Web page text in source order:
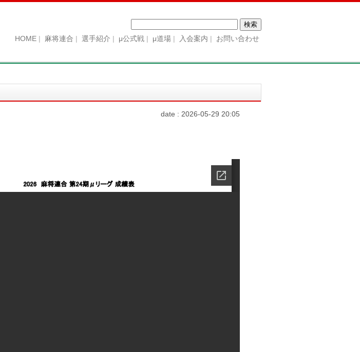
索:
HOME 麻将連合 選手紹介 μ公式戦 μ道場 入会案内 お問い合わせ
date : 2026-05-29 20:05